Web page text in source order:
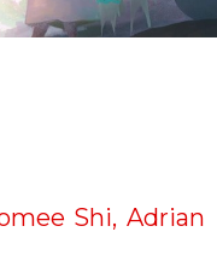
Shi, Adrian